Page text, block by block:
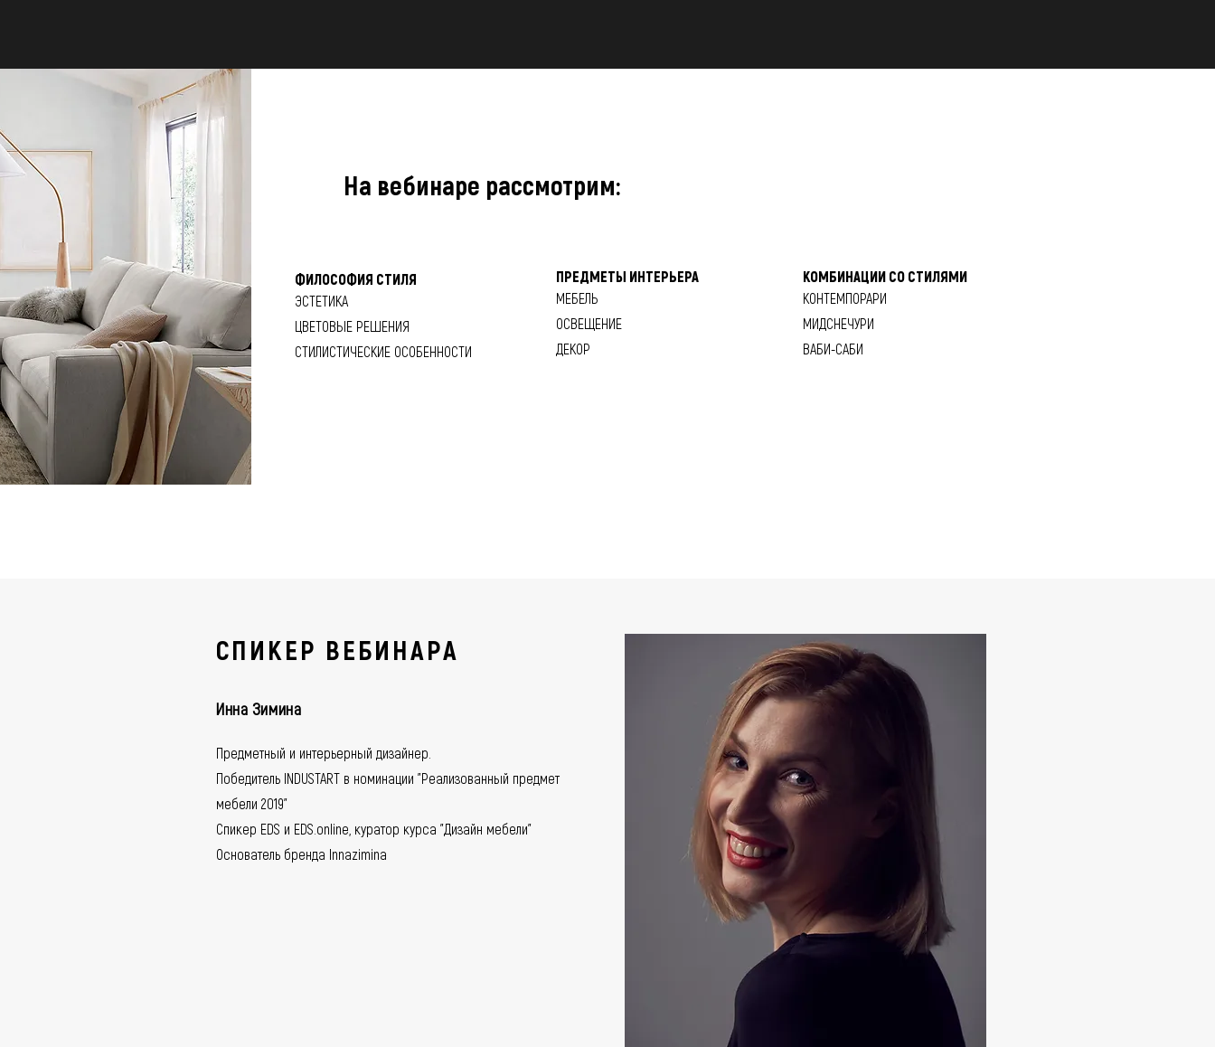
На вебинаре рассмотрим:
ФИЛОСОФИЯ СТИЛЯ
ЭСТЕТИКА
ЦВЕТОВЫЕ РЕШЕНИЯ
СТИЛИСТИЧЕСКИЕ ОСОБЕННОСТИ
ПРЕДМЕТЫ ИНТЕРЬЕРА
МЕБЕЛЬ
ОСВЕЩЕНИЕ
ДЕКОР
КОМБИНАЦИИ СО СТИЛЯМИ
КОНТЕМПОРАРИ
МИДСНЕЧУРИ
ВАБИ-САБИ
СПИКЕР ВЕБИНАРА
Инна Зимина
Предметный и интерьерный дизайнер.
Победитель INDUSTART в номинации "Реализованный предмет
мебели 2019"
Спикер EDS и EDS.online, куратор курса "Дизайн мебели"
Основатель бренда Innazimina